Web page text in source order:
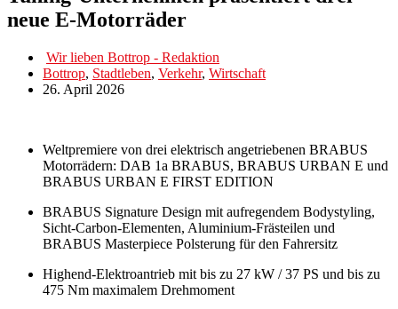
neue E-Motorräder
Wir lieben Bottrop - Redaktion
Bottrop, Stadtleben, Verkehr, Wirtschaft
26. April 2026
Weltpremiere von drei elektrisch angetriebenen BRABUS
Motorrädern: DAB 1a BRABUS, BRABUS URBAN E und
BRABUS URBAN E FIRST EDITION
BRABUS Signature Design mit aufregendem Bodystyling,
Sicht-Carbon-Elementen, Aluminium-Frästeilen und
BRABUS Masterpiece Polsterung für den Fahrersitz
Highend-Elektroantrieb mit bis zu 27 kW / 37 PS und bis zu
475 Nm maximalem Drehmoment